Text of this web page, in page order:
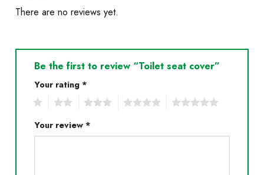
There are no reviews yet.
Be the first to review “Toilet seat cover”
Your rating *
Your review *